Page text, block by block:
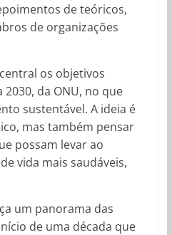
de teóricos,
de organizações
os objetivos
da ONU, no que
sustentável. A ideia é
mas também pensar
possam levar ao
vida mais saudáveis,
um panorama das
de uma década que